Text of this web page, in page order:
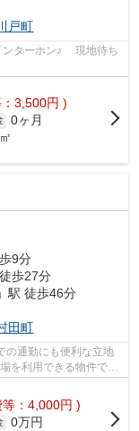
戸町
ターホン♪ 現地待ち
3,500円 )
0ヶ月
9分
歩27分
」駅 徒歩46分
田町
の通勤にも便利な立地
を利用できる物件で
：4,000円 )
0万円